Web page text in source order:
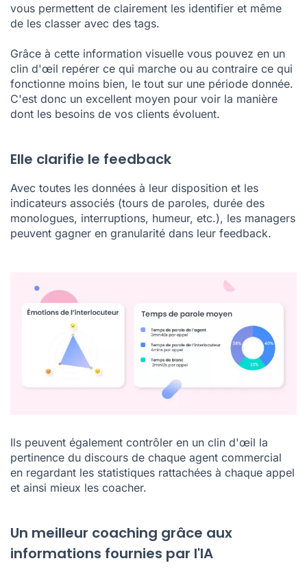
vous permettent de clairement les identifier et même
de les classer avec des tags.
Grâce à cette information visuelle vous pouvez en un
clin d'œil repérer ce qui marche ou au contraire ce qui
fonctionne moins bien, le tout sur une période donnée.
C'est donc un excellent moyen pour voir la manière
dont les besoins de vos clients évoluent.
Elle clarifie le feedback
Avec toutes les données à leur disposition et les
indicateurs associés (tours de paroles, durée des
monologues, interruptions, humeur, etc.), les managers
peuvent gagner en granularité dans leur feedback.
Ils peuvent également contrôler en un clin d'œil la
pertinence du discours de chaque agent commercial
en regardant les statistiques rattachées à chaque appel
et ainsi mieux les coacher.
Un meilleur coaching grâce aux
informations fournies par l'IA